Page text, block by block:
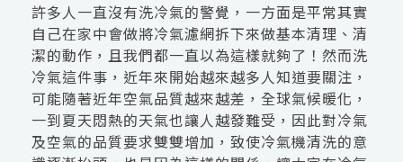
許多人一直沒有洗冷氣的警覺，一方面是平常其實
自己在家中會做將冷氣濾網拆下來做基本清理、清
潔的動作，且我們都一直以為這樣就夠了！然而洗
冷氣這件事，近年來開始越來越多人知道要關注，
可能隨著近年空氣品質越來越差，全球氣候暖化，
一到夏天悶熱的天氣也讓人越發難受，因此對冷氣
及空氣的品質要求雙雙增加，致使冷氣機清洗的意